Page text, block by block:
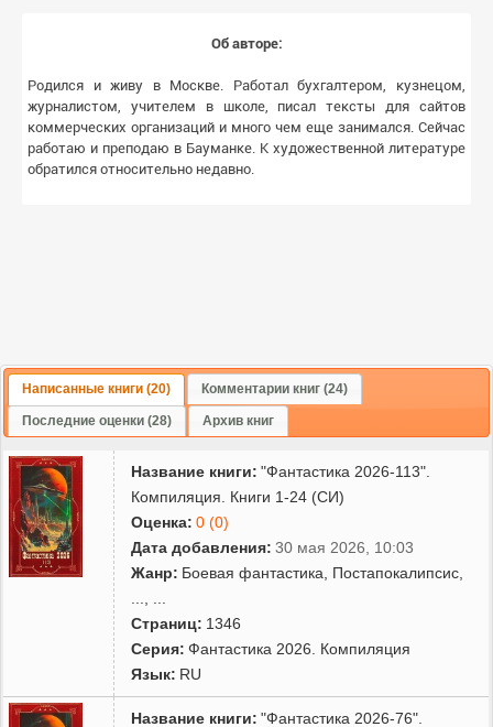
Об авторе:
Родился и живу в Москве. Работал бухгалтером, кузнецом,
журналистом, учителем в школе, писал тексты для сайтов
коммерческих организаций и много чем еще занимался. Сейчас
работаю и преподаю в Бауманке. К художественной литературе
обратился относительно недавно.
Написанные книги (20) Комментарии книг (24)
Последние оценки (28) Архив книг
Название книги: "Фантастика 2026-113".
Компиляция. Книги 1-24 (СИ)
Оценка: 0 (0)
Дата добавления: 30 мая 2026, 10:03
Жанр: Боевая фантастика Постапокалипсис
Страниц: 1346
Серия: Фантастика 2026. Компиляция
Язык: RU
Название книги: "Фантастика 2026-76".